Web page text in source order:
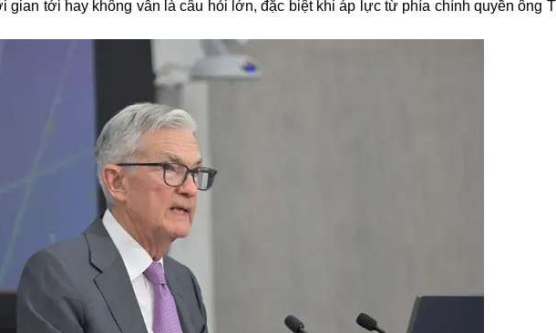
gian tới hay không vẫn là câu hỏi lớn, đặc biệt khi áp lực từ phía chính quyền ông